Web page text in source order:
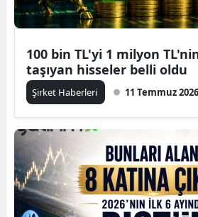
100 bin TL'yi 1 milyon
taşıyan hisseler belli oldu
Şirket Haberleri 11 Temmuz 2026